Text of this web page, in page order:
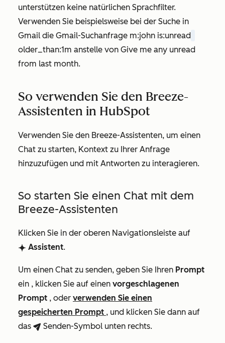
unterstützen keine natürlichen Sprachfilter.
Verwenden Sie beispielsweise bei der Suche in
Gmail die Gmail-Suchanfrage m:john is:unread
older_than:1m anstelle von Give me any unread
from last month.
So verwenden Sie den Breeze-
Assistenten in HubSpot
Verwenden Sie den Breeze-Assistenten, um einen
Chat zu starten, Kontext zu Ihrer Anfrage
hinzuzufügen und mit Antworten zu interagieren.
So starten Sie einen Chat mit dem
Breeze-Assistenten
Klicken Sie in der oberen Navigationsleiste auf
breezeSingleStarIcon Assistent.
Um einen Chat zu senden, geben Sie Ihren Prompt
ein , klicken Sie auf einen vorgeschlagenen
Prompt , oder verwenden Sie einen
gespeicherten Prompt , und klicken Sie dann auf
das breezeSendIcon Senden-Symbol unten rechts.